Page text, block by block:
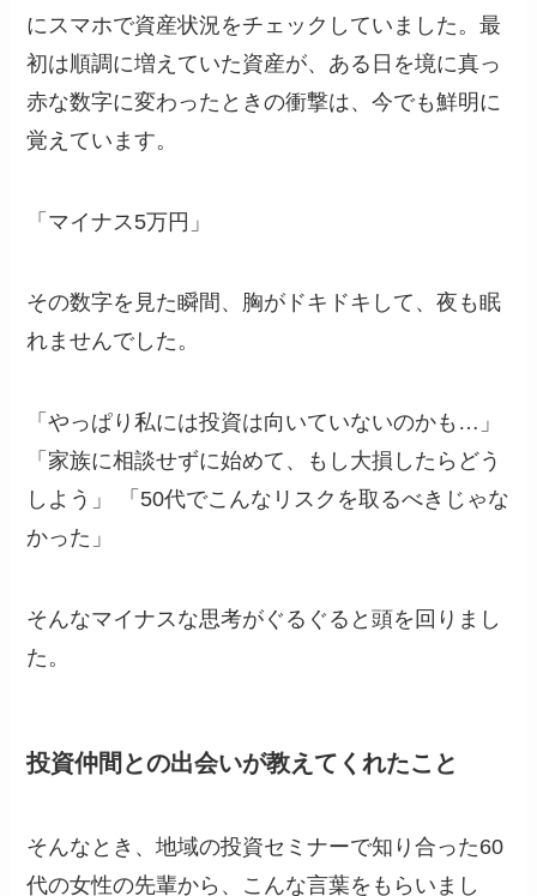
にスマホで資産状況をチェックしていました。最
初は順調に増えていた資産が、ある日を境に真っ
赤な数字に変わったときの衝撃は、今でも鮮明に
覚えています。
「マイナス5万円」
その数字を見た瞬間、胸がドキドキして、夜も眠
れませんでした。
「やっぱり私には投資は向いていないのかも…」
「家族に相談せずに始めて、もし大損したらどう
しよう」 「50代でこんなリスクを取るべきじゃな
かった」
そんなマイナスな思考がぐるぐると頭を回りまし
た。
投資仲間との出会いが教えてくれたこと
そんなとき、地域の投資セミナーで知り合った60
代の女性の先輩から、こんな言葉をもらいまし